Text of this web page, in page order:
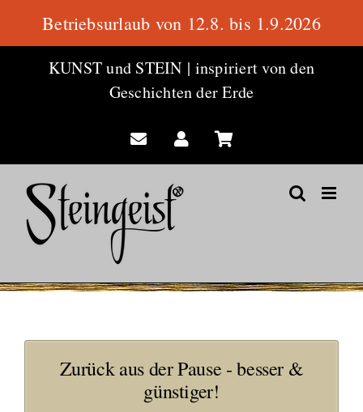
KUNST und STEIN | inspiriert von den
Geschichten der Erde
Zurück aus der Pause - besser &
günstiger!
Betriebsurlaub von 12.8. bis 1.9.2026